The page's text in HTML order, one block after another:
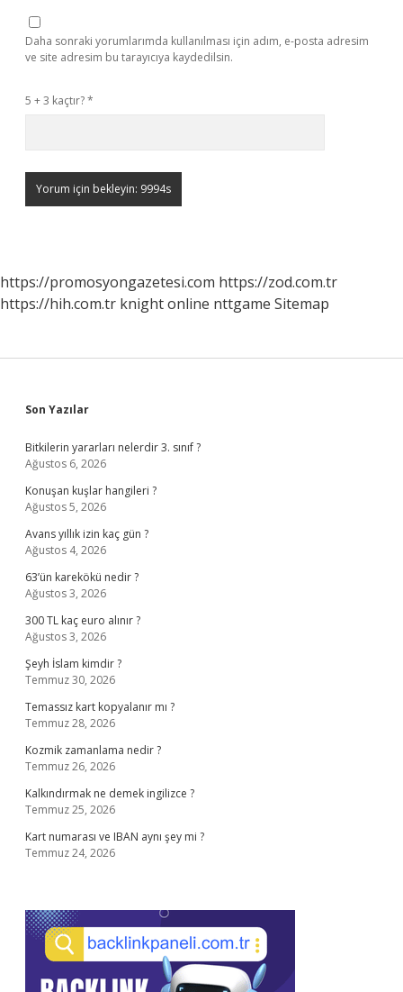
Daha sonraki yorumlarımda kullanılması için adım, e-posta adresim
ve site adresim bu tarayıcıya kaydedilsin.
5 + 3 kaçtır?*
https://promosyongazetesi.com https://zod.com.tr
https://hih.com.tr knight online nttgame Sitemap
Sidebar
Son Yazılar
Bitkilerin yararları nelerdir 3. sınıf ?
Ağustos 6, 2026
Konuşan kuşlar hangileri ?
Ağustos 5, 2026
Avans yıllık izin kaç gün ?
Ağustos 4, 2026
63’ün karekökü nedir ?
Ağustos 3, 2026
300 TL kaç euro alınır ?
Ağustos 3, 2026
Şeyh İslam kimdir ?
Temmuz 30, 2026
Temassız kart kopyalanır mı ?
Temmuz 28, 2026
Kozmik zamanlama nedir ?
Temmuz 26, 2026
Kalkındırmak ne demek ingilizce ?
Temmuz 25, 2026
Kart numarası ve IBAN aynı şey mi ?
Temmuz 24, 2026